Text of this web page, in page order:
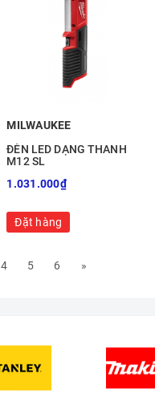
MILWAUKEE
ĐÈN LED DẠNG THANH
M12 SL
1.031.000₫
Đặt hàng
4 5 6 »